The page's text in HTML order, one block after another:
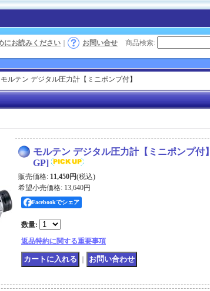
にお読みください お問い合せ 商品検索:
モルテン デジタル圧力計【ミニポンプ付】
モルテン デジタル圧力計【ミニポンプ付】
GP]
販売価格: 11,450円(税込)
希望小売価格: 13,640円
Facebookでシェア
数量:
返品特約に関する重要事項